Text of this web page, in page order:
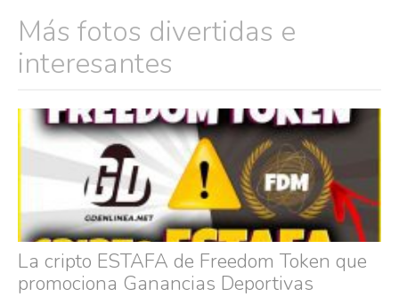
Más fotos divertidas e
interesantes
La cripto ESTAFA de Freedom Token que
promociona Ganancias Deportivas